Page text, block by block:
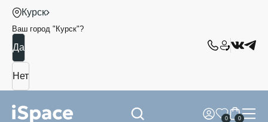
Курск
Ваш город " Курск"?
0 0